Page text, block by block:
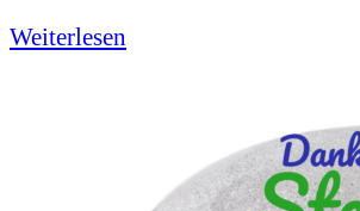
Weiterlesen